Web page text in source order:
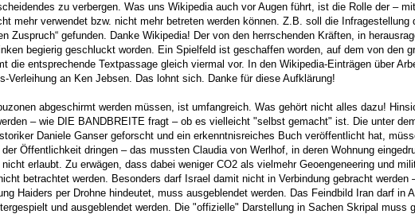
zu verbergen. Was uns Wikipedia auch vor Augen führt, ist die Rolle der –
mehr verwendet bzw. nicht mehr betreten werden können. Z.B. soll die
Zuspruch“ gefunden. Danke Wikipedia! Der von den herrschenden Kräften, in
begierig geschluckt worden. Ein Spielfeld ist geschaffen worden, auf dem von den
die entsprechende Textpassage gleich viermal vor. In den Wikipedia-Einträgen über
Verleihung an Ken Jebsen. Das lohnt sich. Danke für diese Aufklärung!
abgeschirmt werden müssen, ist umfangreich. Was gehört nicht alles dazu!
– wie DIE BANDBREITE fragt – ob es vielleicht "selbst gemacht" ist. Die unter
Daniele Ganser geforscht und ein erkenntnisreiches Buch veröffentlicht hat,
Öffentlichkeit dringen – das mussten Claudia von Werlhof, in deren Wohnung
erlaubt. Zu erwägen, dass dabei weniger CO2 als vielmehr Geoengeneering und
betrachtet werden. Besonders darf Israel damit nicht in Verbindung gebracht
Haiders per Drohne hindeutet, muss ausgeblendet werden. Das Feindbild Iran darf
und ausgeblendet werden. Die "offizielle" Darstellung in Sachen Skripal